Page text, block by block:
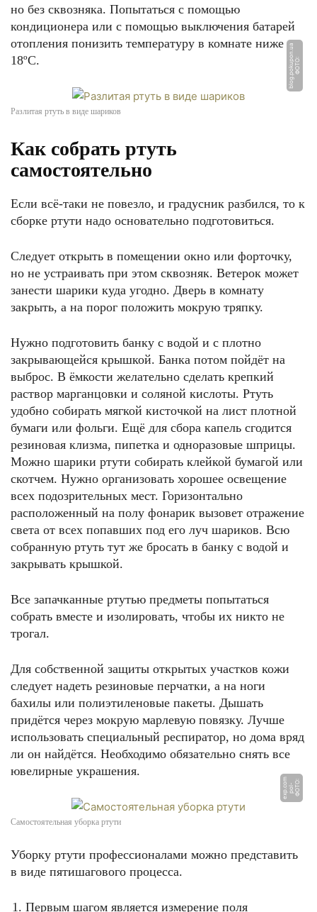
но без сквозняка. Попытаться с помощью
кондиционера или с помощью выключения батарей
отопления понизить температуру в комнате ниже
18ºС.
Ф
О
Т
О:
bl
o
g.
p
o
k
u
p
o
n.
u
a
Разлитая ртуть в виде шариков
Как собрать ртуть
самостоятельно
Если всё-таки не повезло, и градусник разбился, то к
сборке ртути надо основательно подготовиться.
Следует открыть в помещении окно или форточку,
но не устраивать при этом сквозняк. Ветерок может
занести шарики куда угодно. Дверь в комнату
закрыть, а на порог положить мокрую тряпку.
Нужно подготовить банку с водой и с плотно
закрывающейся крышкой. Банка потом пойдёт на
выброс. В ёмкости желательно сделать крепкий
раствор марганцовки и соляной кислоты. Ртуть
удобно собирать мягкой кисточкой на лист плотной
бумаги или фольги. Ещё для сбора капель сгодится
резиновая клизма, пипетка и одноразовые шприцы.
Можно шарики ртути собирать клейкой бумагой или
скотчем. Нужно организовать хорошее освещение
всех подозрительных мест. Горизонтально
расположенный на полу фонарик вызовет отражение
света от всех попавших под его луч шариков. Всю
собранную ртуть тут же бросать в банку с водой и
закрывать крышкой.
Все запачканные ртутью предметы попытаться
собрать вместе и изолировать, чтобы их никто не
трогал.
Для собственной защиты открытых участков кожи
следует надеть резиновые перчатки, а на ноги
бахилы или полиэтиленовые пакеты. Дышать
придётся через мокрую марлевую повязку. Лучше
использовать специальный респиратор, но дома вряд
ли он найдётся. Необходимо обязательно снять все
ювелирные украшения.
Ф
О
Т
О:
p
ol
-e
x
p.
c
o
m
Самостоятельная уборка ртути
Уборку ртути профессионалами можно представить
в виде пятишагового процесса.
Первым шагом является измерение поля